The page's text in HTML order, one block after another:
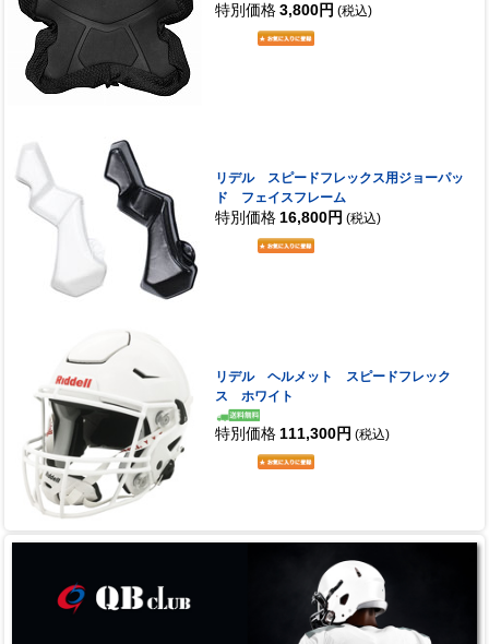
特別価格 3,800円 (税込)
リデル スピードフレックス用ジョーパッ
ド フェイスフレーム
特別価格 16,800円 (税込)
リデル ヘルメット スピードフレック
ス ホワイト
特別価格 111,300円 (税込)